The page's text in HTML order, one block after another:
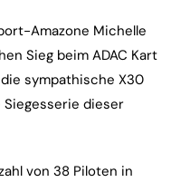
Amazone Michelle
Sieg beim ADAC Kart
sympathische X30
dieser
von 38 Piloten in